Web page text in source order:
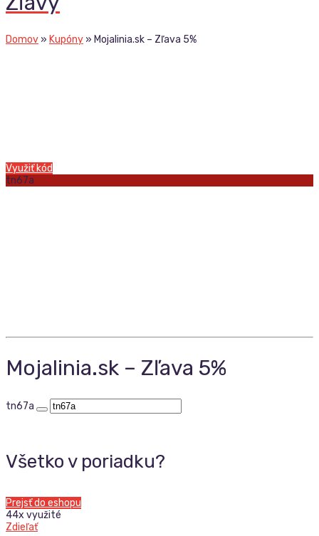
Domov » Kupóny » Mojalinia.sk – Zľava 5%
Využiť kód
tn67a
Mojalinia.sk – Zľava 5%
tn67a
Všetko v poriadku?
Prejsť do eshopu
44x využité
Zdieľať